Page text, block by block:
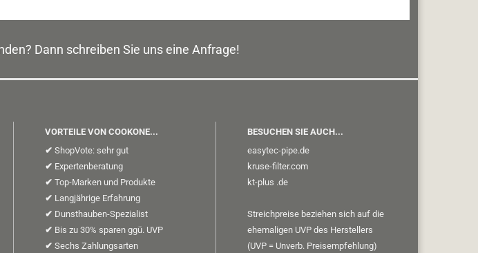
Dann schreiben Sie uns eine Anfrage!
VORTEILE VON COOKONE...
✔ ShopVote: sehr gut
✔ Expertenberatung
✔ Top-Marken und Produkte
✔ Langjährige Erfahrung
✔ Dunsthauben-Spezialist
✔ Bis zu 30% sparen ggü. UVP
✔ Sechs Zahlungsarten
BESUCHEN SIE AUCH...
easytec-pipe.de
kruse-filter.com
kt-plus .de
Streichpreise beziehen sich auf die
ehemaligen UVP des Herstellers
(UVP = Unverb. Preisempfehlung)